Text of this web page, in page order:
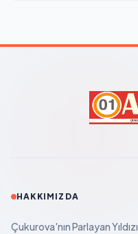
HAKKIMIZDA
Çukurova'nın Parlayan Yıldızı